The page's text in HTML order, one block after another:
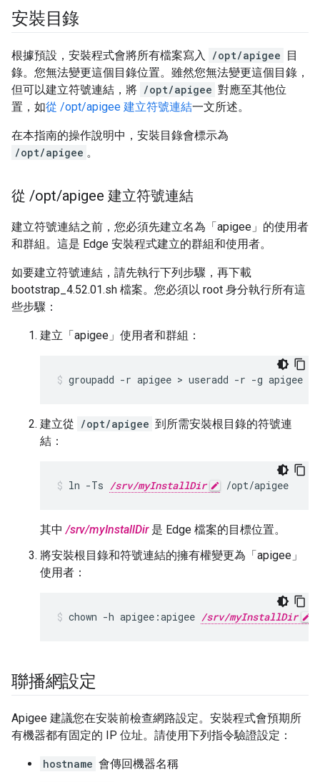
安裝目錄
根據預設，安裝程式會將所有檔案寫入 /opt/apigee 目
錄。您無法變更這個目錄位置。雖然您無法變更這個目錄，
但可以建立符號連結，將 /opt/apigee 對應至其他位
置，如從 /opt/apigee 建立符號連結一文所述。
在本指南的操作說明中，安裝目錄會標示為
/opt/apigee 。
從 /opt/apigee 建立符號連結
建立符號連結之前，您必須先建立名為「apigee」的使用者
和群組。這是 Edge 安裝程式建立的群組和使用者。
如要建立符號連結，請先執行下列步驟，再下載
bootstrap_4.52.01.sh 檔案。您必須以 root 身分執行所有這
些步驟：
建立「apigee」使用者和群組：
groupadd -r apigee > useradd -r -g apigee
建立從 /opt/apigee 到所需安裝根目錄的符號連
結：
ln -Ts /srv/myInstallDir /opt/apigee
其中/srv/myInstallDir是 Edge 檔案的目標位置。
將安裝根目錄和符號連結的擁有權變更為「apigee」
使用者：
chown -h apigee:apigee /srv/myInstallDir
聯播網設定
Apigee 建議您在安裝前檢查網路設定。安裝程式會預期所
有機器都有固定的 IP 位址。請使用下列指令驗證設定：
hostname 會傳回機器名稱